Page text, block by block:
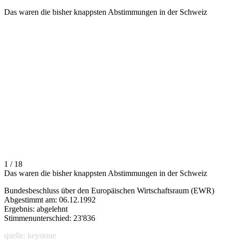
Das waren die bisher knappsten Abstimmungen in der Schweiz
1 / 18
Das waren die bisher knappsten Abstimmungen in der Schweiz
Bundesbeschluss über den Europäischen Wirtschaftsraum (EWR)
Abgestimmt am: 06.12.1992
Ergebnis: abgelehnt
Stimmenunterschied: 23'836
quelle: keystone